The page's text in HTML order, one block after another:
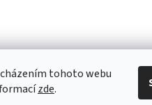
tohoto webu
zde.